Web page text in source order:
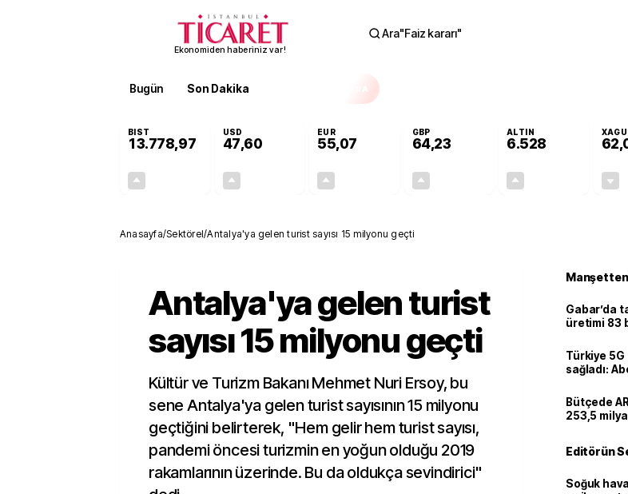
Ekonomiden haberiniz var!
Ara"Faiz kararı"
Bugün Son Dakika
BIST
13.778,97
USD
47,60
EUR
55,07
GBP
64,23
ALTIN
6.528
Anasayfa/Sektörel/Antalya'ya gelen turist sayısı 15 milyonu geçti
Antalya'ya gelen turist
sayısı 15 milyonu geçti
Kültür ve Turizm Bakanı Mehmet Nuri Ersoy, bu
sene Antalya'ya gelen turist sayısının 15 milyonu
geçtiğini belirterek, "Hem gelir hem turist sayısı,
pandemi öncesi turizmin en yoğun olduğu 2019
rakamlarının üzerinde. Bu da oldukça sevindirici"
Gabar’da
üretimi 83
Türkiye 5G
sağladı:
Bütçede
253,5
Editörün
Soğuk